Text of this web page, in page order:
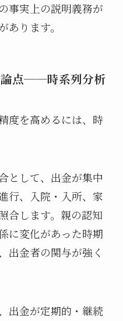
事実上の説明義務が
ります。
点──時系列分析
度を高めるには、時
として、出金が集中
行、入院・入所、家
合します。親の認知
に変化があった時期
出金者の関与が強く
出金が定期的・継続